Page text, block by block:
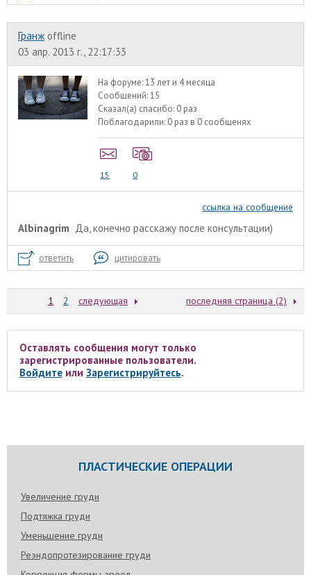
Гранж offline
03 апр. 2013 г., 22:17:33
На форуме:13 лет и 4 месяца
Сообщений:15
Сказал(а) спасибо: 0 раз
Поблагодарили: 0 раз в 0 сообщенях
15 0
ссылка на сообщение
Albinagrim Да, конечно расскажу после консультации)
ответить цитировать
1 2 следующая последняя страница (2)
Оставлять сообщения могут только
зарегистрированные пользователи.
Войдитеили Зарегистрируйтесь.
ПЛАСТИЧЕСКИЕ ОПЕРАЦИИ
Увеличение груди
Подтяжка груди
Уменьшение груди
Реэндопротезирование груди